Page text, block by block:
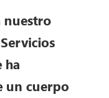
nuestro
ha
un cuerpo